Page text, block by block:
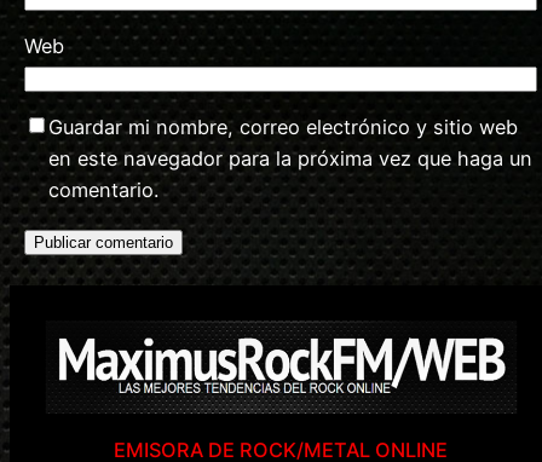
Web
Guardar mi nombre, correo electrónico y sitio web
en este navegador para la próxima vez que haga un
comentario.
EMISORA DE ROCK/METAL ONLINE